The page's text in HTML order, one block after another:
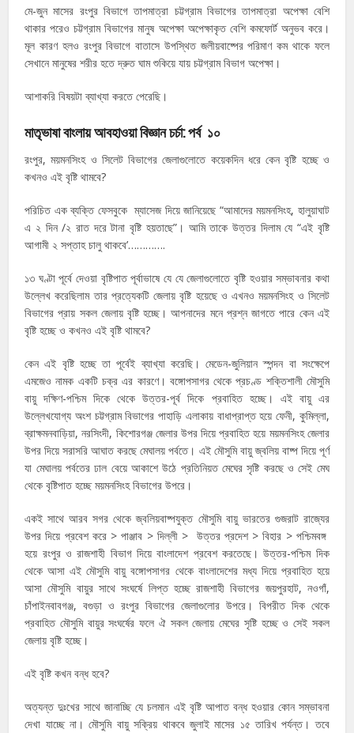
মে-জুন মাসের রংপুর বিভাগে তাপমাত্রা চট্টগ্রাম বিভাগের তাপমাত্রা অপেক্ষা বেশি
থাকার পরেও চট্টগ্রাম বিভাগের মানুষ অপেক্ষা অপেক্ষাকৃত বেশি কমফোর্ট অনুভব করে।
মূল কারণ হলও রংপুর বিভাগে বাতাসে উপস্থিত জলীয়বাষ্পের পরিমাণ কম থাকে ফলে
সেখানে মানুষের শরীর হতে দ্রুত ঘাম শুকিয়ে যায় চট্টগ্রাম বিভাগ অপেক্ষা।
আশাকরি বিষয়টা ব্যাখ্যা করতে পেরেছি।
মাতৃভাষা বাংলায় আবহাওয়া বিজ্ঞান চর্চা: পর্ব ১০
রংপুর, ময়মনসিংহ ও সিলেট বিভাগের জেলাগুলোতে কয়েকদিন ধরে কেন বৃষ্টি হচ্ছে ও
কখনও এই বৃষ্টি থামবে?
পরিচিত এক ব্যক্তি ফেসবুকে ম্যাসেজ দিয়ে জানিয়েছে “আমাদের ময়মনসিংহ, হালুয়াঘাট
এ ২ দিন /২ রাত দরে টানা বৃষ্টি হয়তাছে”। আমি তাকে উত্তর দিলাম যে “এই বৃষ্টি
আগামী ২ সপ্তাহ চালু থাকবে’………….
১৩ ঘণ্টা পূর্বে দেওয়া বৃষ্টিপাত পূর্বাভাষে যে যে জেলাগুলোতে বৃষ্টি হওয়ার সম্ভাবনার কথা
উল্লেখ করেছিলাম তার প্রত্যেকটি জেলায় বৃষ্টি হয়েছে ও এখনও ময়মনসিংহ ও সিলেট
বিভাগের প্রায় সকল জেলায় বৃষ্টি হচ্ছে। আপনাদের মনে প্রশ্ন জাগতে পারে কেন এই
বৃষ্টি হচ্ছে ও কখনও এই বৃষ্টি থামবে?
কেন এই বৃষ্টি হচ্ছে তা পূর্বেই ব্যাখ্যা করেছি। মেডেন-জুলিয়ান স্পন্দন বা সংক্ষেপে
এমজেও নামক একটি চক্র এর কারণে। বঙ্গোপসাগর থেকে প্রচণ্ড শক্তিশালী মৌসুমি
বায়ু দক্ষিণ-পশ্চিম দিকে থেকে উত্তর-পূর্ব দিকে প্রবাহিত হচ্ছে। এই বায়ু এর
উল্লেখযোগ্য অংশ চট্টগ্রাম বিভাগের পাহাড়ি এলাকায় বাধাপ্রাপ্ত হয়ে ফেনী, কুমিল্লা,
ব্রাক্ষমনবাড়িয়া, নরসিংদী, কিশোরগঞ্জ জেলার উপর দিয়ে প্রবাহিত হয়ে ময়মনসিংহ জেলার
উপর দিয়ে সরাসরি আঘাত করছে মেঘালয় পর্বতে। এই মৌসুমি বায়ু জ্বলিয় বাষ্প দিয়ে পূর্ণ
যা মেঘালয় পর্বতের ঢাল বেয়ে আকাশে উঠে প্রতিনিয়ত মেঘের সৃষ্টি করছে ও সেই মেঘ
থেকে বৃষ্টিপাত হচ্ছে ময়মনসিংহ বিভাগের উপরে।
একই সাথে আরব সগর থেকে জ্বলিয়বাষ্পযুক্ত মৌসুমি বায়ু ভারতের গুজরাট রাজ্যের
উপর দিয়ে প্রবেশ করে > পাঞ্জাব > দিল্লী > উত্তর প্রদেশ > বিহার > পশ্চিমবঙ্গ
হয়ে রংপুর ও রাজশাহী বিভাগ দিয়ে বাংলাদেশ প্রবেশ করতেছে। উত্তর-পশ্চিম দিক
থেকে আসা এই মৌসুমি বায়ু বঙ্গোপসাগর থেকে বাংলাদেশের মধ্য দিয়ে প্রবাহিত হয়ে
আসা মৌসুমি বায়ুর সাথে সংঘর্ষে লিপ্ত হচ্ছে রাজশাহী বিভাগের জয়পুরহাট, নওগাঁ,
চাঁপাইনবাবগঞ্জ, বগুড়া ও রংপুর বিভাগের জেলাগুলোর উপরে। বিপরীত দিক থেকে
প্রবাহিত মৌসুমি বায়ুর সংঘর্ষের ফলে ঐ সকল জেলায় মেঘের সৃষ্টি হচ্ছে ও সেই সকল
জেলায় বৃষ্টি হচ্ছে।
এই বৃষ্টি কখন বন্ধ হবে?
অত্যন্ত দুঃখের সাথে জানাচ্ছি যে চলমান এই বৃষ্টি আপাত বন্ধ হওয়ার কোন সম্ভাবনা
দেখা যাচ্ছে না। মৌসুমি বায়ু সক্রিয় থাকবে জুলাই মাসের ১৫ তারিখ পর্যন্ত। তবে